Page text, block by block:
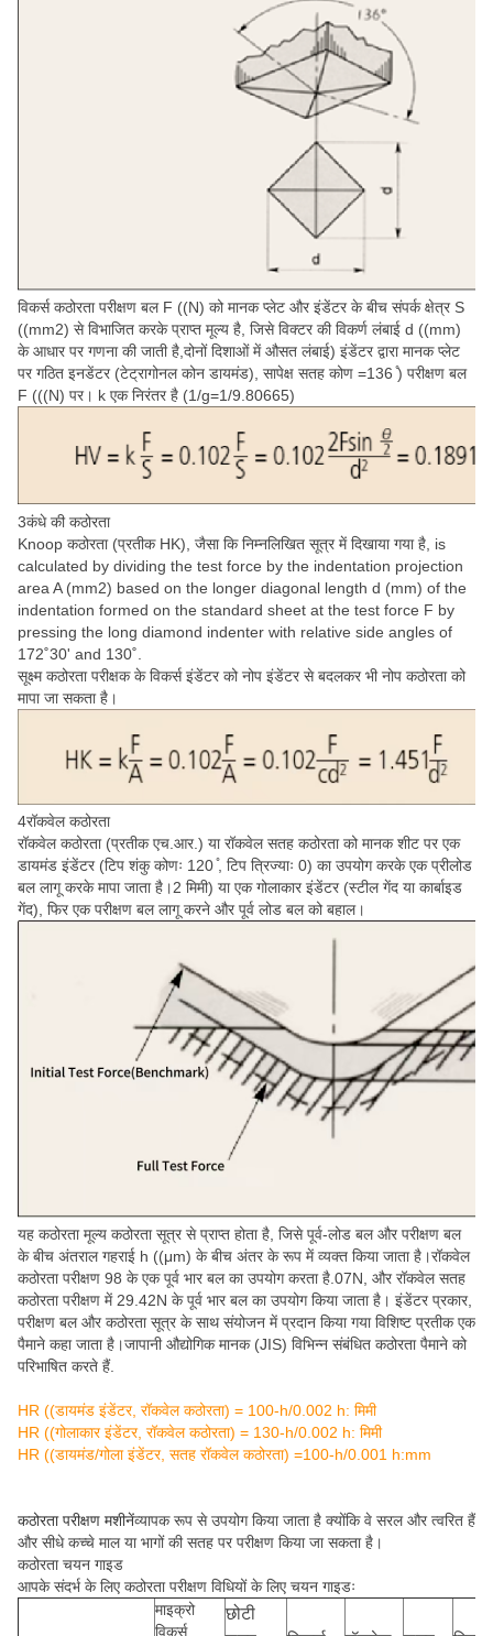
विकर्स कठोरता परीक्षण बल F ((N) को मानक प्लेट और इंडेंटर के बीच संपर्क क्षेत्र S
((mm2) से विभाजित करके प्राप्त मूल्य है, जिसे विक्टर की विकर्ण लंबाई d ((mm)
के आधार पर गणना की जाती है,दोनों दिशाओं में औसत लंबाई) इंडेंटर द्वारा मानक प्लेट
पर गठित इनडेंटर (टेट्रागोनल कोन डायमंड), सापेक्ष सतह कोण =136 ̊) परीक्षण बल
F (((N) पर। k एक निरंतर है (1/g=1/9.80665)
3कंधे की कठोरता
Knoop कठोरता (प्रतीक HK), जैसा कि निम्नलिखित सूत्र में दिखाया गया है, is
calculated by dividing the test force by the indentation projection
area A (mm2) based on the longer diagonal length d (mm) of the
indentation formed on the standard sheet at the test force F by
pressing the long diamond indenter with relative side angles of
172˚30' and 130˚.
सूक्ष्म कठोरता परीक्षक के विकर्स इंडेंटर को नोप इंडेंटर से बदलकर भी नोप कठोरता को
मापा जा सकता है।
4रॉकवेल कठोरता
रॉकवेल कठोरता (प्रतीक एच.आर.) या रॉकवेल सतह कठोरता को मानक शीट पर एक
डायमंड इंडेंटर (टिप शंकु कोणः 120 ̊, टिप त्रिज्याः 0) का उपयोग करके एक प्रीलोड
बल लागू करके मापा जाता है।2 मिमी) या एक गोलाकार इंडेंटर (स्टील गेंद या कार्बाइड
गेंद), फिर एक परीक्षण बल लागू करने और पूर्व लोड बल को बहाल।
यह कठोरता मूल्य कठोरता सूत्र से प्राप्त होता है, जिसे पूर्व-लोड बल और परीक्षण बल
के बीच अंतराल गहराई h ((μm) के बीच अंतर के रूप में व्यक्त किया जाता है।रॉकवेल
कठोरता परीक्षण 98 के एक पूर्व भार बल का उपयोग करता है.07N, और रॉकवेल सतह
कठोरता परीक्षण में 29.42N के पूर्व भार बल का उपयोग किया जाता है। इंडेंटर प्रकार,
परीक्षण बल और कठोरता सूत्र के साथ संयोजन में प्रदान किया गया विशिष्ट प्रतीक एक
पैमाने कहा जाता है।जापानी औद्योगिक मानक (JIS) विभिन्न संबंधित कठोरता पैमाने को
परिभाषित करते हैं.
HR ((डायमंड इंडेंटर, रॉकवेल कठोरता) = 100-h/0.002 h: मिमी
HR ((गोलाकार इंडेंटर, रॉकवेल कठोरता) = 130-h/0.002 h: मिमी
HR ((डायमंड/गोला इंडेंटर, सतह रॉकवेल कठोरता) =100-h/0.001 h:mm
कठोरता परीक्षण मशीनेंव्यापक रूप से उपयोग किया जाता है क्योंकि वे सरल और त्वरित हैं
और सीधे कच्चे माल या भागों की सतह पर परीक्षण किया जा सकता है।
कठोरता चयन गाइड
आपके संदर्भ के लिए कठोरता परीक्षण विधियों के लिए चयन गाइडः
माइक्रो
विकर्स
छोटी